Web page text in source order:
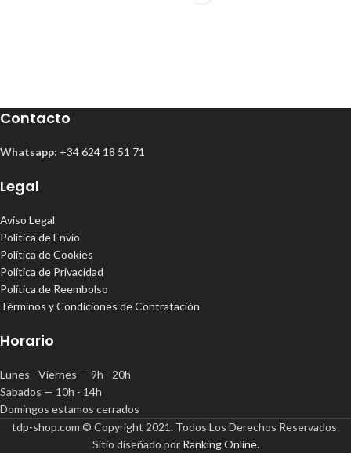
Contacto
Whatsapp: +34 624 18 51 71
Legal
Aviso Legal
Política de Envío
Política de Cookies
Política de Privacidad
Política de Reembolso
Términos y Condiciones de Contratación
Horario
Lunes - Viernes — 9h - 20h
Sabados — 10h - 14h
Domingos estamos cerrados
tdp-shop.com © Copyright 2021. Todos Los Derechos Reservados.
Sitio diseñado por Ranking Online.